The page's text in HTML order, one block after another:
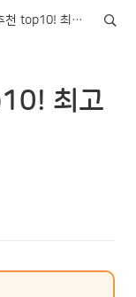
유산균젤리 추천 top10! 최고의 상품 후기 모음
최고